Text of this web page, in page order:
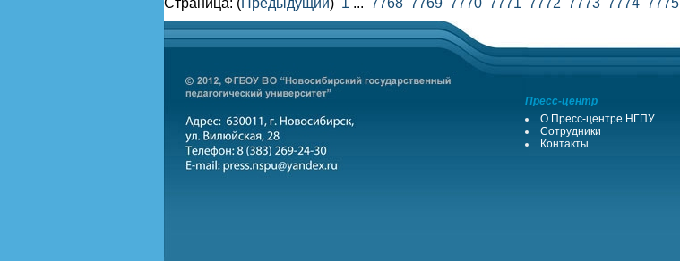
Пресс-центр
О Пресс-центре НГПУ
Сотрудники
Контакты